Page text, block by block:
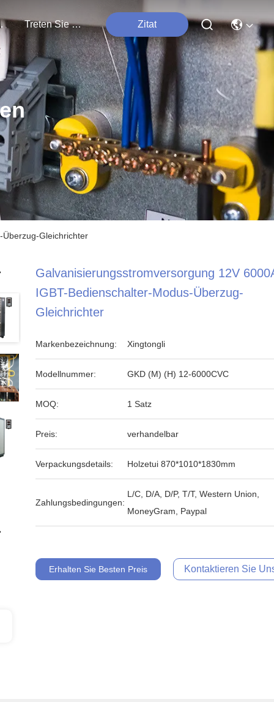
Treten Sie Mit Uns In Verbindung Zitat
Gleichrichter
Galvanisierungsstromversorgung 12V
IGBT-Bedienschalter-Modus-Überzug-
Gleichrichter
Markenbezeichnung: Xingtongli
Modellnummer: GKD (M) (H) 12-6000CVC
MOQ: 1 Satz
Preis: verhandelbar
Verpackungsdetails: Holzetui 870*1010*1830mm
Zahlungsbedingungen:
L/C, D/A, D/P, T/T, Western Union,
MoneyGram, Paypal
Erhalten Sie Besten Preis Kontaktieren Sie